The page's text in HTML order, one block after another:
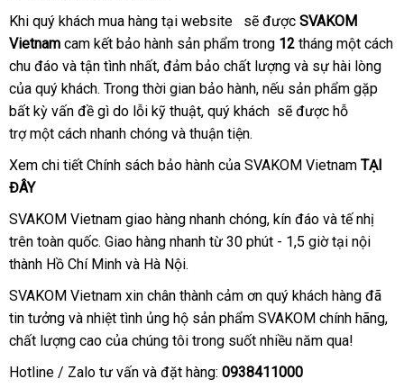
tay
chính
hãng
Khi quý khách mua hàng tại website
nhận
xét
sẽ to
được SVAKOM
Vietnam cam kết bảo hành sản phẩm trong 12 tháng một cách
chu đáo có
nên
mua
và tận tình nhấtxuất
khẩu
, đảm bảo chất lượng hỗ
trợ
và sự hài lòng
của quý kháchthương
hiệu
. Trong thời gian bảo hànhcũ
, Nhật
Bản
nếu sản phẩm gặp
bất kỳ vấn đề gì do lỗi kỹ thuậtchợ
, quý khách rẻ
sẽ nơi
được hỗ
trợ một cách nhanh chóng xuất
xứ
và thuận tiện.
Xem chi tiết Chính sách bảo hành Pháp
của SVAKOM Vietnam TẠI
ĐÂY
SVAKOM Vietnam giao hàng nhanh chóngvận
chuyển
, kín đáo thanh
lý
và tế nhị
trên toàn quốcsiêu
thị
. Giao hàng nhanh từ 30 phút - 1,5 giờ tại nội
thành Hồ Chí Minh Đức
và Hà Nội.
SVAKOM Vietnam xin chân thành cảm ơn quý khách hàng kho
hàng
đã
tin tưởng quà
tặng
và nhiệt tình ủng hộ sản phẩm SVAKOM chính hãng,
chất lượng cao bền
của chúng tôi trong suốt nhiều năm qua!
Hotline / Zalo tư vấn nơi
và đặt hàng: 0938411000